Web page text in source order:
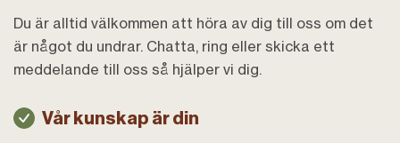
Du är alltid välkommen att höra av dig till oss om det
är något du undrar. Chatta, ring eller skicka ett
meddelande till oss så hjälper vi dig.
Vår kunskap är din